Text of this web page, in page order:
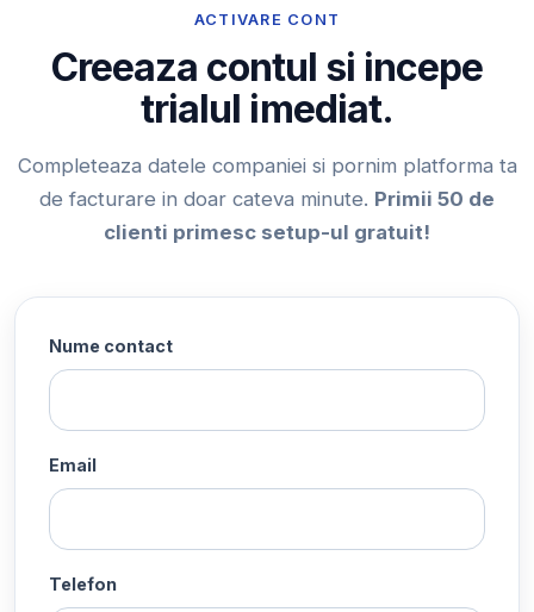
ACTIVARE CONT
Creeaza contul si incepe
trialul imediat.
Completeaza datele companiei si pornim platforma ta
de facturare in doar cateva minute. Primii 50 de
clienti primesc setup-ul gratuit!
Nume contact
Email
Telefon